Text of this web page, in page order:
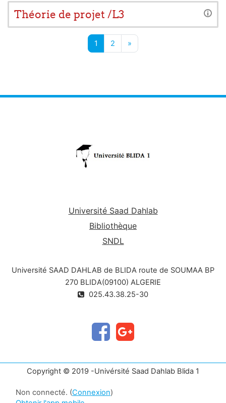
Théorie de projet /L3
1 Page 1
2 Page 2
»
Université Saad Dahlab
Bibliothèque
SNDL
Université SAAD DAHLAB de BLIDA route de SOUMAA BP
270 BLIDA(09100) ALGERIE
025.43.38.25-30
Copyright © 2019 -Univérsité Saad Dahlab Blida 1
Non connecté. (Connexion)